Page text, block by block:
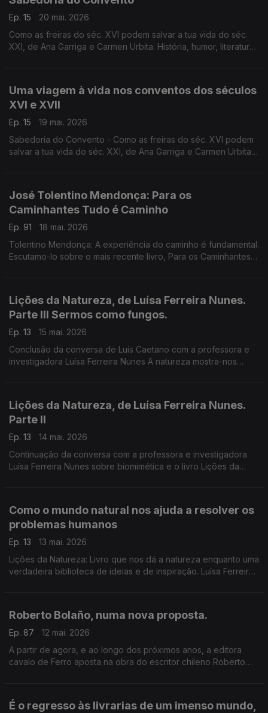
Ep. 15
20 mai. 2026
Como as freiras do séc. XVI podem salvar a tua vida do séc.
XXI, de Ana Garriga e Carmen Urbita: História, humor, literatura,
Uma viagem à vida nos conventos dos séculos
XVI e XVII
Ep. 15
19 mai. 2026
Sabedoria do Convento - Como as freiras do séc. XVI podem
salvar a tua vida do séc. XXI, de Ana Garriga e Carmen Urbita,
José Tolentino Mendonça: Para os
Caminhantes Tudo é Caminho
Ep. 91
18 mai. 2026
Tolentino Mendonça: A experiência do caminho é fundamental.
Escutamo-lo sobre o mais recente livro, Para os Caminhantes
Lições da Natureza, de Luísa Ferreira Nunes.
Parte III Sermos como fungos.
Ep. 13
15 mai. 2026
Conclusão da conversa de Luís Caetano com a professora e
investigadora Luísa Ferreira Nunes A natureza mostra-nos
Lições da Natureza, de Luísa Ferreira Nunes.
Parte II
Ep. 13
14 mai. 2026
Continuação da conversa com a professora e investigadora
Luísa Ferreira Nunes sobre biomimética e o livro Lições da
Como o mundo natural nos ajuda a resolver os
problemas humanos
Ep. 13
13 mai. 2026
Lições da Natureza: Livro que nos dá a natureza enquanto uma
verdadeira biblioteca de ideias e de inspiração. Luísa Ferreira
Roberto Bolaño, numa nova proposta.
Ep. 87
12 mai. 2026
A partir de agora, e ao longo dos próximos anos, a editora
cavalo de Ferro aposta na obra do escritor chileno Roberto
É o regresso às livrarias de um imenso mundo,